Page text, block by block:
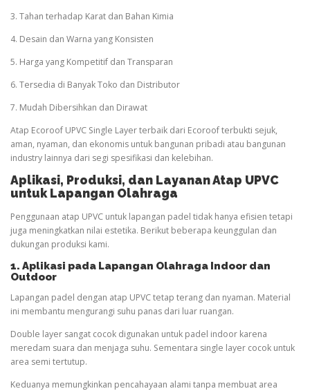
3. Tahan terhadap Karat dan Bahan Kimia
4. Desain dan Warna yang Konsisten
5. Harga yang Kompetitif dan Transparan
6. Tersedia di Banyak Toko dan Distributor
7. Mudah Dibersihkan dan Dirawat
Atap Ecoroof UPVC Single Layer terbaik dari Ecoroof terbukti sejuk,
aman, nyaman, dan ekonomis untuk bangunan pribadi atau bangunan
industry lainnya dari segi spesifikasi dan kelebihan.
Aplikasi, Produksi, dan Layanan Atap UPVC
untuk Lapangan Olahraga
Penggunaan atap UPVC untuk lapangan padel tidak hanya efisien tetapi
juga meningkatkan nilai estetika. Berikut beberapa keunggulan dan
dukungan produksi kami.
1. Aplikasi pada Lapangan Olahraga Indoor dan
Outdoor
Lapangan padel dengan atap UPVC tetap terang dan nyaman. Material
ini membantu mengurangi suhu panas dari luar ruangan.
Double layer sangat cocok digunakan untuk padel indoor karena
meredam suara dan menjaga suhu. Sementara single layer cocok untuk
area semi tertutup.
Keduanya memungkinkan pencahayaan alami tanpa membuat area